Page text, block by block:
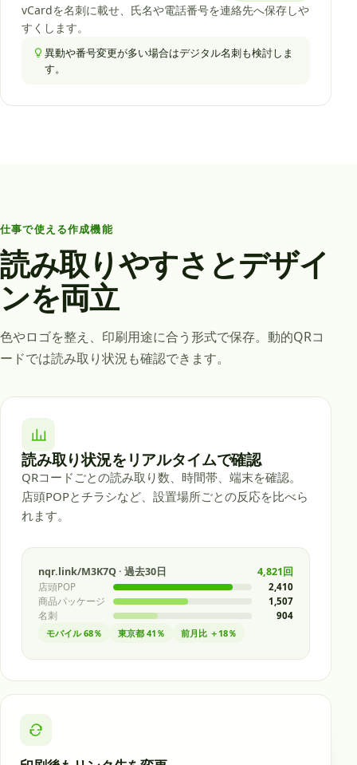
vCardを名刺に載せ、氏名や電話番号を連絡先へ保存しや
すくします。
異動や番号変更が多い場合はデジタル名刺も検討しま
す。
仕事で使える作成機能
読み取りやすさとデザイ
ンを両立
色やロゴを整え、印刷用途に合う形式で保存。動的QRコ
ードでは読み取り状況も確認できます。
読み取り状況をリアルタイムで確認
QRコードごとの読み取り数、時間帯、端末を確認。
店頭POPとチラシなど、設置場所ごとの反応を比べら
れます。
nqr.link/M3K7Q· 過去30日 4,821回
店頭POP
2,410
商品パッケージ
1,507
名刺
904
モバイル 68％
東京都 41％ 前月比 ＋18％